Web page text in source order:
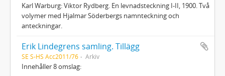
Karl Warburg: Viktor Rydberg. En levnadsteckning I-II, 1900. Två
volymer med Hjalmar Söderbergs namnteckning och
anteckningar.
Erik Lindegrens samling. Tillägg
SE S-HS Acc2011/76 Arkiv
Innehåller 8 omslag: